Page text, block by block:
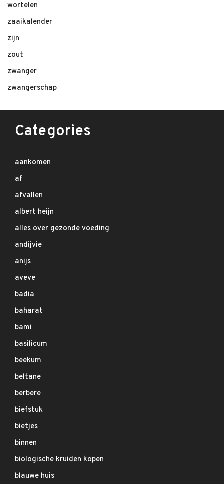
wortelen
zaaikalender
zijn
zout
zwanger
zwangerschap
Categories
aankomen
af
afvallen
albert heijn
alles over gezonde voeding
andijvie
anijs
aveve
badia
baharat
bami
basilicum
beekum
beltane
berbere
biefstuk
bietjes
binnen
biologische kruiden kopen
blauwe huis